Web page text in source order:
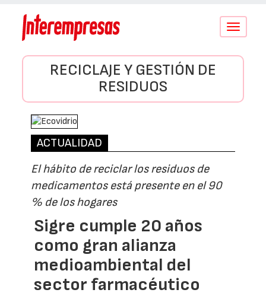
Conmutar
RECICLAJE Y GESTIÓN DE
RESIDUOS
ACTUALIDAD
El hábito de reciclar los residuos de
medicamentos está presente en el 90
% de los hogares
Sigre cumple 20 años
como gran alianza
medioambiental del
sector farmacéutico